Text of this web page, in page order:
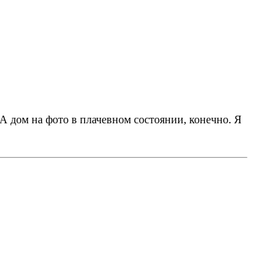
дом на фото в плачевном состоянии, конечно. Я